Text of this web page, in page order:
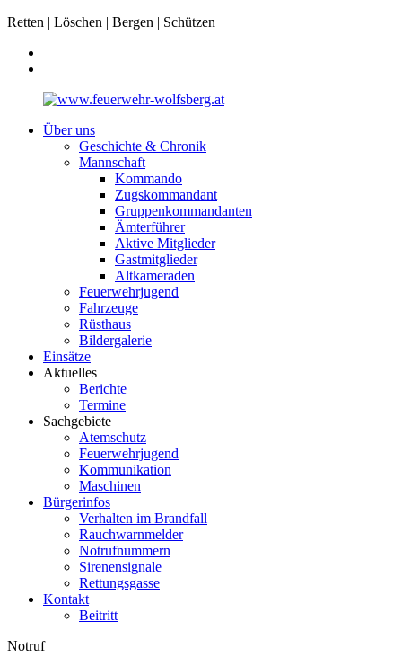
Retten | Löschen | Bergen | Schützen
Über uns
Geschichte & Chronik
Mannschaft
Kommando
Zugskommandant
Gruppenkommandanten
Ämterführer
Aktive Mitglieder
Gastmitglieder
Altkameraden
Feuerwehrjugend
Fahrzeuge
Rüsthaus
Bildergalerie
Einsätze
Aktuelles
Berichte
Termine
Sachgebiete
Atemschutz
Feuerwehrjugend
Kommunikation
Maschinen
Bürgerinfos
Verhalten im Brandfall
Rauchwarnmelder
Notrufnummern
Sirenensignale
Rettungsgasse
Kontakt
Beitritt
Notruf